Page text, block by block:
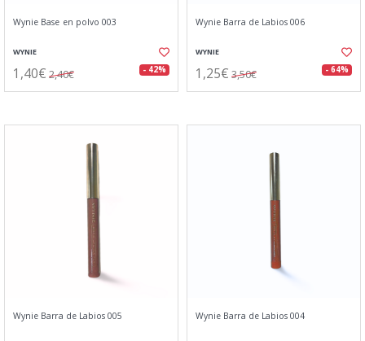
Wynie Base en polvo 003
WYNIE
1,40€ 2,40€ - 42%
Wynie Barra de Labios 006
WYNIE
1,25€ 3,50€ - 64%
Wynie Barra de Labios 005 Wynie Barra de Labios 004